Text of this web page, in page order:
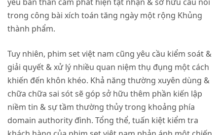
trong công bài xích toán tăng ngày một rộng Khủng
thành phẩm.
Tuy nhiên, phim set việt nam cũng yêu cầu kiểm soát &
giải quyết & xử lý nhiều quan niệm thụ đụng một cách
khiến đến khôn khéo. Khả năng thường xuyên dùng &
chữa chữa sai sót sẽ góp sở hữu thêm phần kiến lập
niềm tin & sự tầm thường thủy trong khoảng phía
domain authority đình. Tổng thể, tuấn kiệt kiểm tra